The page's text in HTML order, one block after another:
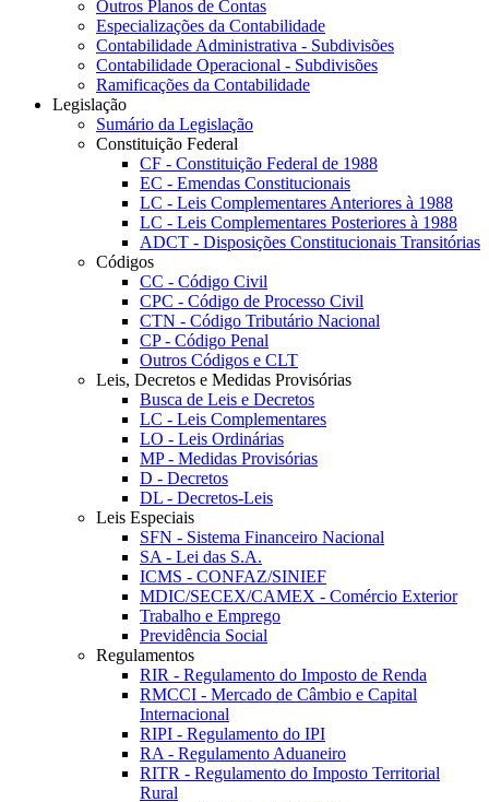
Outros Planos de Contas
Especializações da Contabilidade
Contabilidade Administrativa - Subdivisões
Contabilidade Operacional - Subdivisões
Ramificações da Contabilidade
Legislação
Sumário da Legislação
Constituição Federal
CF - Constituição Federal de 1988
EC - Emendas Constitucionais
LC - Leis Complementares Anteriores à 1988
LC - Leis Complementares Posteriores à 1988
ADCT - Disposições Constitucionais Transitórias
Códigos
CC - Código Civil
CPC - Código de Processo Civil
CTN - Código Tributário Nacional
CP - Código Penal
Outros Códigos e CLT
Leis, Decretos e Medidas Provisórias
Busca de Leis e Decretos
LC - Leis Complementares
LO - Leis Ordinárias
MP - Medidas Provisórias
D - Decretos
DL - Decretos-Leis
Leis Especiais
SFN - Sistema Financeiro Nacional
SA - Lei das S.A.
ICMS - CONFAZ/SINIEF
MDIC/SECEX/CAMEX - Comércio Exterior
Trabalho e Emprego
Previdência Social
Regulamentos
RIR - Regulamento do Imposto de Renda
RMCCI - Mercado de Câmbio e Capital
Internacional
RIPI - Regulamento do IPI
RA - Regulamento Aduaneiro
RITR - Regulamento do Imposto Territorial
Rural